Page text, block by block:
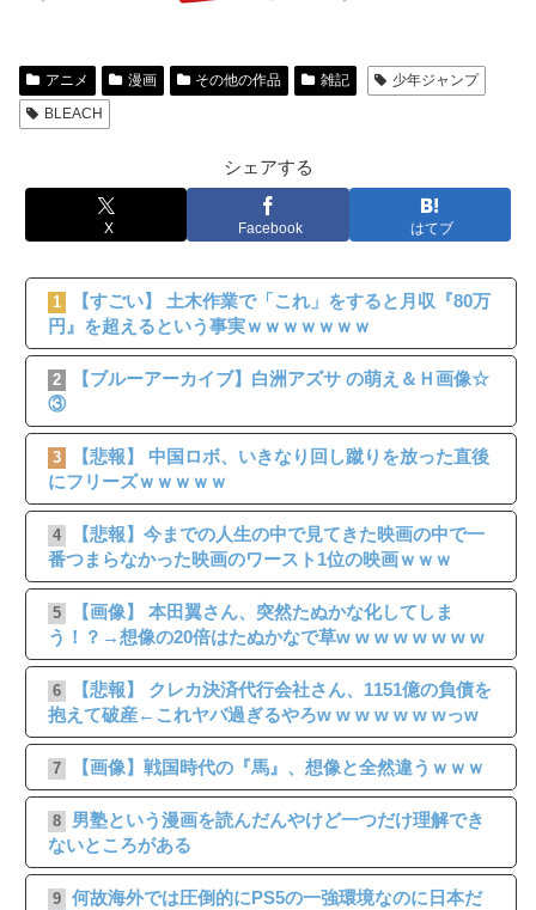
アニメ 漫画 その他の作品 雑記
少年ジャンプ
BLEACH
シェアする
X Facebook はてブ
1
【すごい】 土木作業で「これ」をすると月収『80万
円』を超えるという事実ｗｗｗｗｗｗｗ
2
【ブルーアーカイブ】白洲アズサ の萌え＆Ｈ画像☆
③
3
【悲報】 中国ロボ、いきなり回し蹴りを放った直後
にフリーズｗｗｗｗｗ
4
【悲報】今までの人生の中で見てきた映画の中で一
番つまらなかった映画のワースト1位の映画ｗｗｗ
5
【画像】 本田翼さん、突然たぬかな化してしま
う！？→想像の20倍はたぬかなで草w w w w w w w w
6
【悲報】 クレカ決済代行会社さん、1151億の負債を
抱えて破産←これヤバ過ぎるやろw w w w w w wっw
7 【画像】戦国時代の『馬』、想像と全然違うｗｗｗ
8
男塾という漫画を読んだんやけど一つだけ理解でき
ないところがある
9 何故海外では圧倒的にPS5の一強環境なのに日本だ